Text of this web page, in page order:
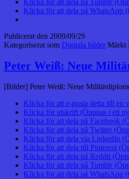
Klicka för att dela på Tumblr
Klicka för att dela på WhatsApp
Publicerat den 2009/09/29
Kategoriserat som Digitala bilder Märkt
Peter Weiß: Neue
[Bilder] Peter Weiß: Neue
Klicka för att e-posta detta till en
Klicka för utskrift (Öppnas i ett
Klicka för att dela på Facebook
Klicka för att dela på Twitter
Klicka för att dela via LinkedIn
Klicka för att dela till Pinterest
Klicka för att dela på Reddit
Klicka för att dela på Tumblr
Klicka för att dela på WhatsApp